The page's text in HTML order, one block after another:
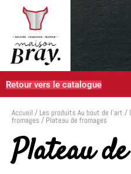
Retour vers le catalogue
Accueil / Les produits Au bout de l’art /
fromages/ Plateau de fromages
Plateau